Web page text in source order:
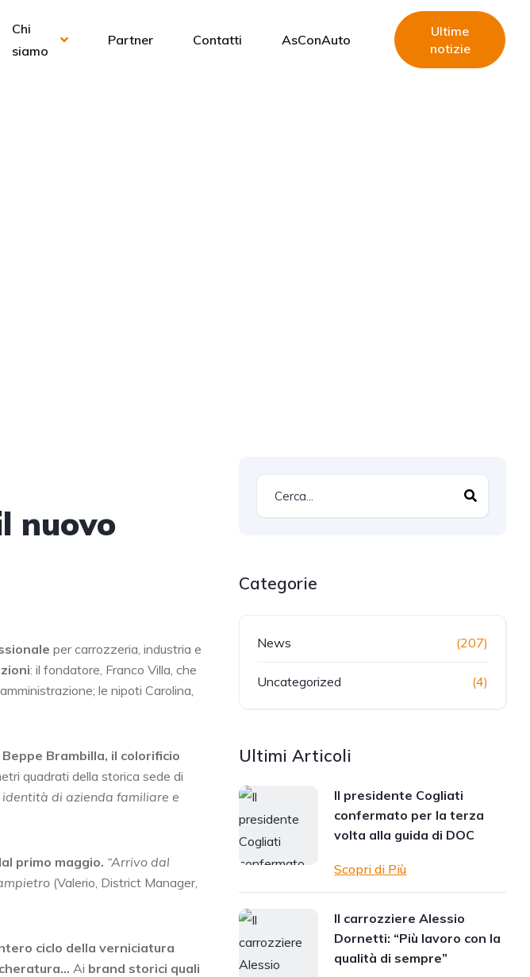
Chi
siamo
Partner Contatti AsConAuto
Ultime
notizie
nuovo
per carrozzeria, industria e
: il fondatore, Franco Villa, che
le nipoti Carolina,
Brambilla, il colorificio
quadrati della storica sede di
di azienda familiare e
primo maggio. “Arrivo dal
(Valerio, District Manager,
ciclo della verniciatura
Ai brand storici quali
Categorie
News (207)
Uncategorized (4)
Ultimi Articoli
Il presidente Cogliati
confermato per la terza
volta alla guida di DOC
Scopri di Più
Il carrozziere Alessio
Dornetti: “Più lavoro con la
qualità di sempre”